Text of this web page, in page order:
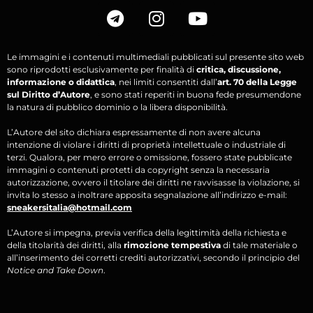
Le immagini e i contenuti multimediali pubblicati sul presente sito web
sono riprodotti esclusivamente per finalità di critica, discussione,
informazione o didattica, nei limiti consentiti dall’art. 70 della Legge
sul Diritto d’Autore, e sono stati reperiti in buona fede presumendone
la natura di pubblico dominio o la libera disponibilità.
L’Autore del sito dichiara espressamente di non avere alcuna
intenzione di violare i diritti di proprietà intellettuale o industriale di
terzi. Qualora, per mero errore o omissione, fossero state pubblicate
immagini o contenuti protetti da copyright senza la necessaria
autorizzazione, ovvero il titolare dei diritti ne ravvisasse la violazione, si
invita lo stesso a inoltrare apposita segnalazione all’indirizzo e-mail:
sneakersitalia@hotmail.com
L’Autore si impegna, previa verifica della legittimità della richiesta e
della titolarità dei diritti, alla rimozione tempestiva di tale materiale o
all’inserimento dei corretti crediti autorizzativi, secondo il principio del
Notice and Take Down.